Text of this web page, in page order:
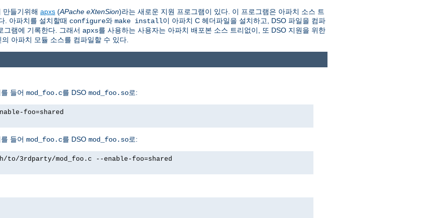
만들기위해 apxs (APache eXtenSion)라는 새로운 지원 프로그램이 있다. 이 프로그램은 아파치 소스 트
. 아파치를 설치할때 configure와 make install이 아파치 C 헤더파일을 설치하고, DSO 파일을 컴파
그램에 기록한다. 그래서 apxs를 사용하는 사용자는 아파치 배포본 소스 트리없이, 또 DSO 지원을 위한
아파치 모듈 소스를 컴파일할 수 있다.
들어 mod_foo.c를 DSO mod_foo.so로:
foo=shared
들어 mod_foo.c를 DSO mod_foo.so로:
to/3rdparty/mod_foo.c --enable-foo=shared